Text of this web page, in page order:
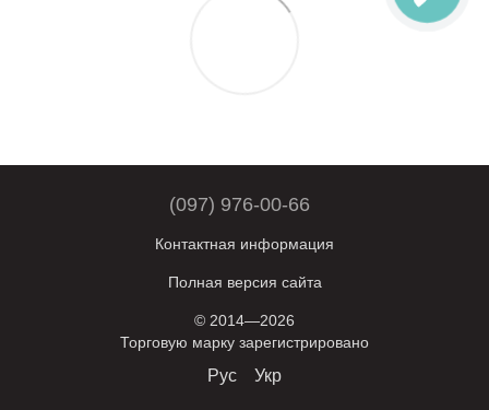
(097) 976-00-66
Контактная информация
Полная версия сайта
© 2014—2026
Торговую марку зарегистрировано
Рус Укр